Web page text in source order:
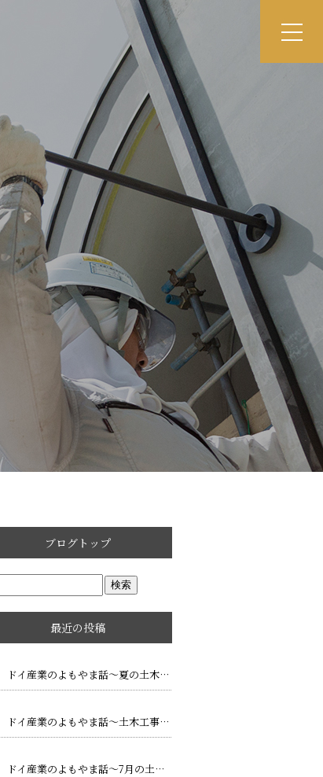
ブログトップ
最近の投稿
ドイ産業のよもやま話～夏の土木工事で大切な暑さ対策と施工管理
ドイ産業のよもやま話～土木工事に求められる専門性とは
ドイ産業のよもやま話～7月の土木工事で気をつけたいポイント